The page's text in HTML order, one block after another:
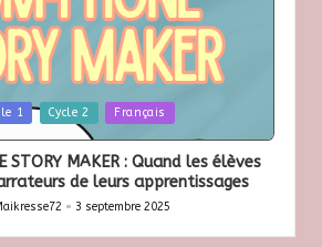
1 Cycle 2 Français
STORY MAKER : Quand les élèves
de leurs apprentissages
3 septembre 2025